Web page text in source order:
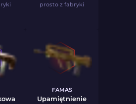
prosto z fabryki
FAMAS
Upamiętnienie